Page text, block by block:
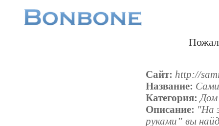
Сайт: http://
Название:
Категория: Дом
Описание: "На
руками” вы